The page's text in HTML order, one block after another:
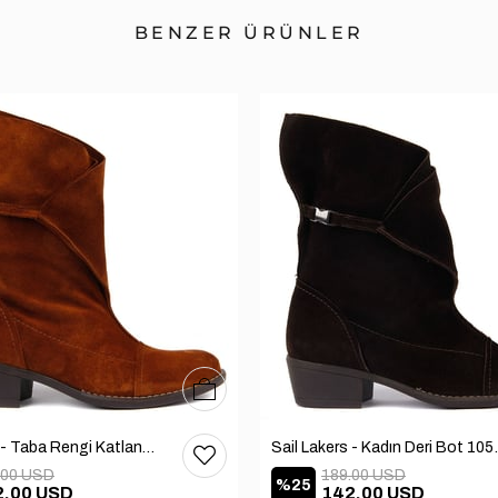
BENZER ÜRÜNLER
Sail Lakers - Taba Rengi Katlanabilir Kadın Deri Bot 105-2910-VENUS
USD
USD
363738
Sail
%25 142.00 USD
189.00 USD